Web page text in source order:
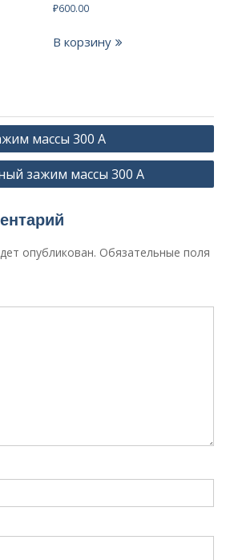
₽600.00
В корзину
массы 300 А
зажим массы 300 А
опубликован. Обязательные поля